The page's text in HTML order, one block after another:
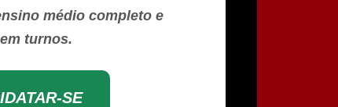
médio completo e
turnos.
SE